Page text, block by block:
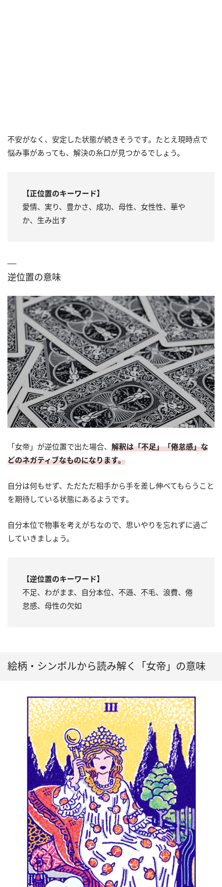
不安がなく、安定した状態が続きそうです。たとえ現時点で
悩み事があっても、解決の糸口が見つかるでしょう。
【正位置のキーワード】
愛情、実り、豊かさ、成功、母性、女性性、華や
か、生み出す
逆位置の意味
「女帝」が逆位置で出た場合、 解釈は「不足」「倦怠感」な
どのネガティブなものになります。
自分は何もせず、ただただ相手から手を差し伸べてもらうこと
を期待している状態にあるようです。
自分本位で物事を考えがちなので、思いやりを忘れずに過ご
していきましょう。
【逆位置のキーワード】
不足、わがまま、自分本位、不遜、不毛、浪費、倦
怠感、母性の欠如
絵柄・シンボルから読み解く「女帝」の意味